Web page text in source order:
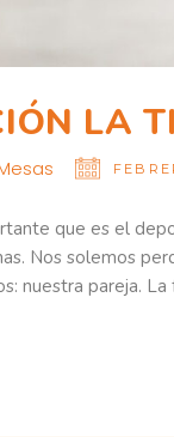
LA
que es el
Nos solemos
nuestra pareja. La